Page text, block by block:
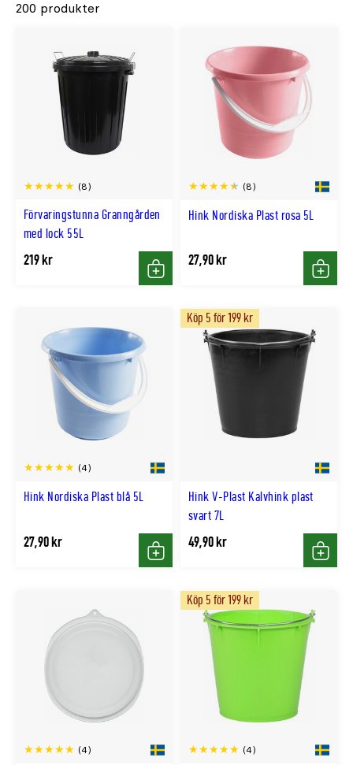
200 produkter
Förvaringstunna Granngården
med lock 55L
(8)
219 kr
Köp
Hink Nordiska Plast rosa 5L
(8)
27,90 kr
Köp
Hink Nordiska Plast blå 5L
(4)
27,90 kr
Köp
Hink V-Plast Kalvhink plast
svart 7L
Köp 5 för 199 kr
49,90 kr
Köp
(4) (4)
Köp 5 för 199 kr